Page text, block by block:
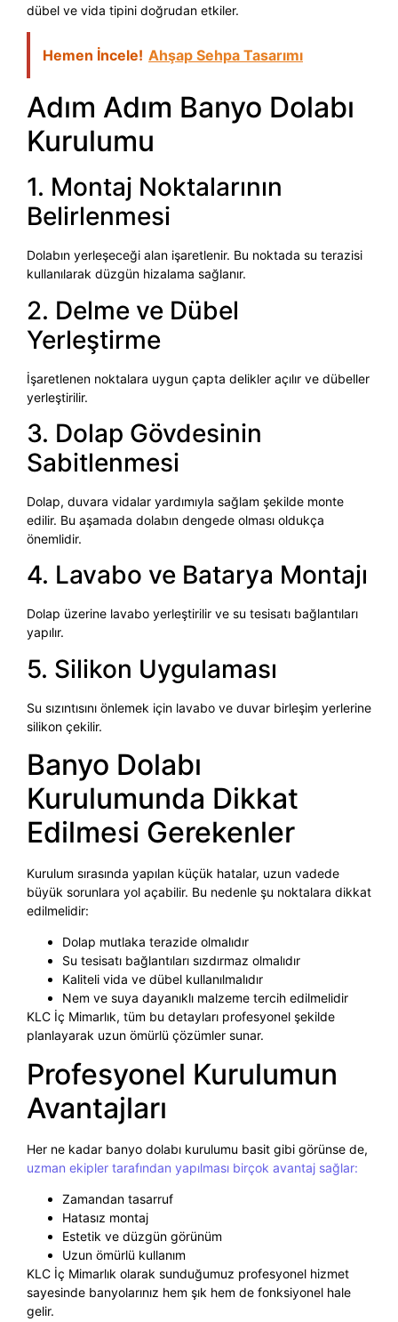
dübel ve vida tipini doğrudan etkiler.
Hemen İncele! Ahşap Sehpa Tasarımı
Adım Adım Banyo Dolabı
Kurulumu
1. Montaj Noktalarının
Belirlenmesi
Dolabın yerleşeceği alan işaretlenir. Bu noktada su terazisi
kullanılarak düzgün hizalama sağlanır.
2. Delme ve Dübel
Yerleştirme
İşaretlenen noktalara uygun çapta delikler açılır ve dübeller
yerleştirilir.
3. Dolap Gövdesinin
Sabitlenmesi
Dolap, duvara vidalar yardımıyla sağlam şekilde monte
edilir. Bu aşamada dolabın dengede olması oldukça
önemlidir.
4. Lavabo ve Batarya Montajı
Dolap üzerine lavabo yerleştirilir ve su tesisatı bağlantıları
yapılır.
5. Silikon Uygulaması
Su sızıntısını önlemek için lavabo ve duvar birleşim yerlerine
silikon çekilir.
Banyo Dolabı
Kurulumunda Dikkat
Edilmesi Gerekenler
Kurulum sırasında yapılan küçük hatalar, uzun vadede
büyük sorunlara yol açabilir. Bu nedenle şu noktalara dikkat
edilmelidir:
Dolap mutlaka terazide olmalıdır
Su tesisatı bağlantıları sızdırmaz olmalıdır
Kaliteli vida ve dübel kullanılmalıdır
Nem ve suya dayanıklı malzeme tercih edilmelidir
KLC İç Mimarlık, tüm bu detayları profesyonel şekilde
planlayarak uzun ömürlü çözümler sunar.
Profesyonel Kurulumun
Avantajları
Her ne kadar banyo dolabı kurulumu basit gibi görünse de,
uzman ekipler tarafından yapılması birçok avantaj sağlar:
Zamandan tasarruf
Hatasız montaj
Estetik ve düzgün görünüm
Uzun ömürlü kullanım
KLC İç Mimarlık olarak sunduğumuz profesyonel hizmet
sayesinde banyolarınız hem şık hem de fonksiyonel hale
gelir.